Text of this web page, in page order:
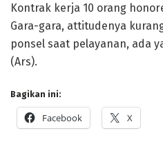
Kontrak kerja 10 orang
Gara-gara, attitudenya
ponsel saat pelayanan, ada
(Ars).
Bagikan ini:
Facebook X